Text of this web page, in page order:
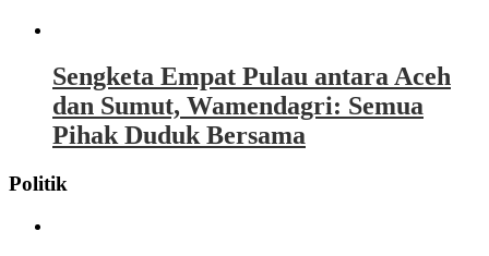
Sengketa Empat Pulau antara Aceh
dan Sumut, Wamendagri: Semua
Pihak Duduk Bersama
Politik